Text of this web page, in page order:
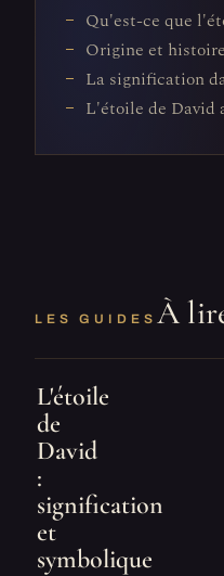
Qu'est-ce que
Origine et
La signification
L'étoile de David
LES GUIDES À
L'étoile
de
David
:
signification
et
symbolique